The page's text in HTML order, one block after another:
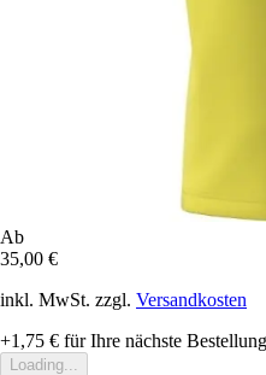
Ab
35,00 €
inkl. MwSt. zzgl. Versandkosten
+1,75 € für Ihre nächste
Loading...